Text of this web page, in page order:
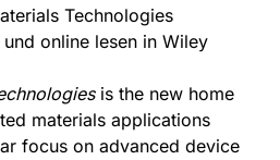
online lesen in Wiley
is the new home
materials applications
focus on advanced device